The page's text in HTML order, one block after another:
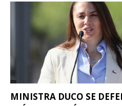
MINISTRA DUCO SE